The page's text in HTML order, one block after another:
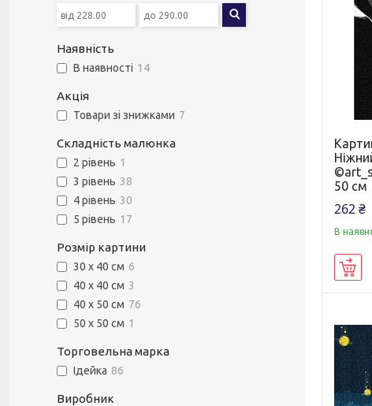
50 см
262 ₴
В
Наявність
В наявності 14
Акція
Товари зі знижками 7
Складність малюнка
2 рівень 1
3 рівень 38
4 рівень 30
5 рівень 17
Розмір картини
30 х 40 см 6
40 х 40 см 3
40 х 50 см 76
50 х 50 см 1
Торговельна марка
Ідейка 86
Виробник